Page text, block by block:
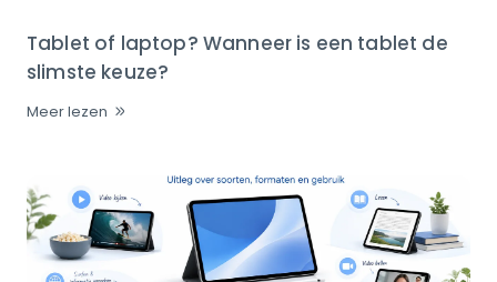
Tablet of laptop? Wanneer is een tablet de
slimste keuze?
Meer lezen